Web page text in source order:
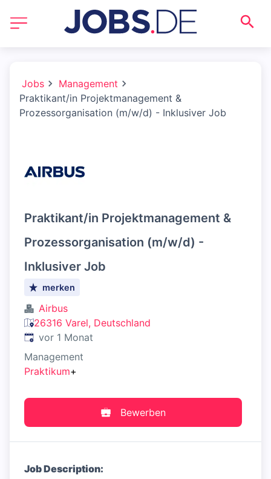
Jobs
Management
Praktikant/in Projektmanagement &
Prozessorganisation (m/w/d) - Inklusiver Job
Praktikant/in Projektmanagement &
Prozessorganisation (m/w/d) -
Inklusiver Job
merken
Airbus
26316 Varel, Deutschland
Veröffentlicht:
vor 1 Monat
Management
Praktikum+
Bewerben
Job Description: